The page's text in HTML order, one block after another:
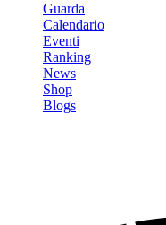
Guarda
Calendario
Eventi
Ranking
News
Shop
Blogs